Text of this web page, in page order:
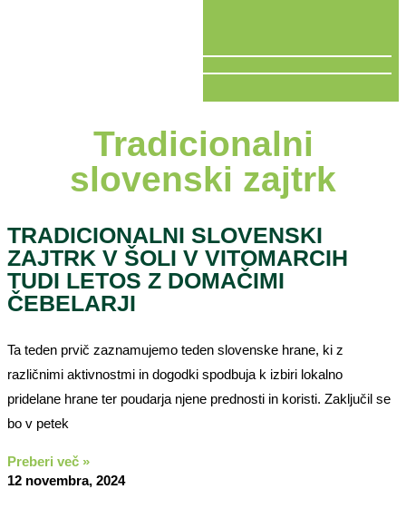
Tradicionalni
slovenski zajtrk
TRADICIONALNI SLOVENSKI
ZAJTRK V ŠOLI V VITOMARCIH
TUDI LETOS Z DOMAČIMI
ČEBELARJI
Ta teden prvič zaznamujemo teden slovenske hrane, ki z
različnimi aktivnostmi in dogodki spodbuja k izbiri lokalno
pridelane hrane ter poudarja njene prednosti in koristi. Zaključil se
bo v petek
Preberi več »
12 novembra, 2024